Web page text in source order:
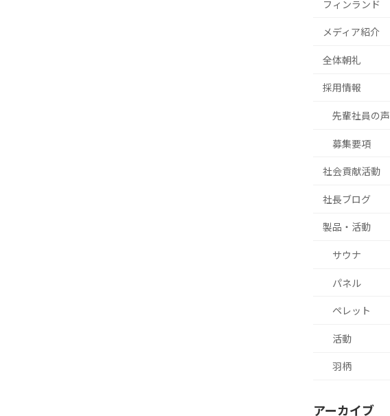
フィンランド
メディア紹介
全体朝礼
採用情報
先輩社員の声
募集要項
社会貢献活動
社長ブログ
製品・活動
サウナ
パネル
ペレット
活動
羽柄
アーカイブ